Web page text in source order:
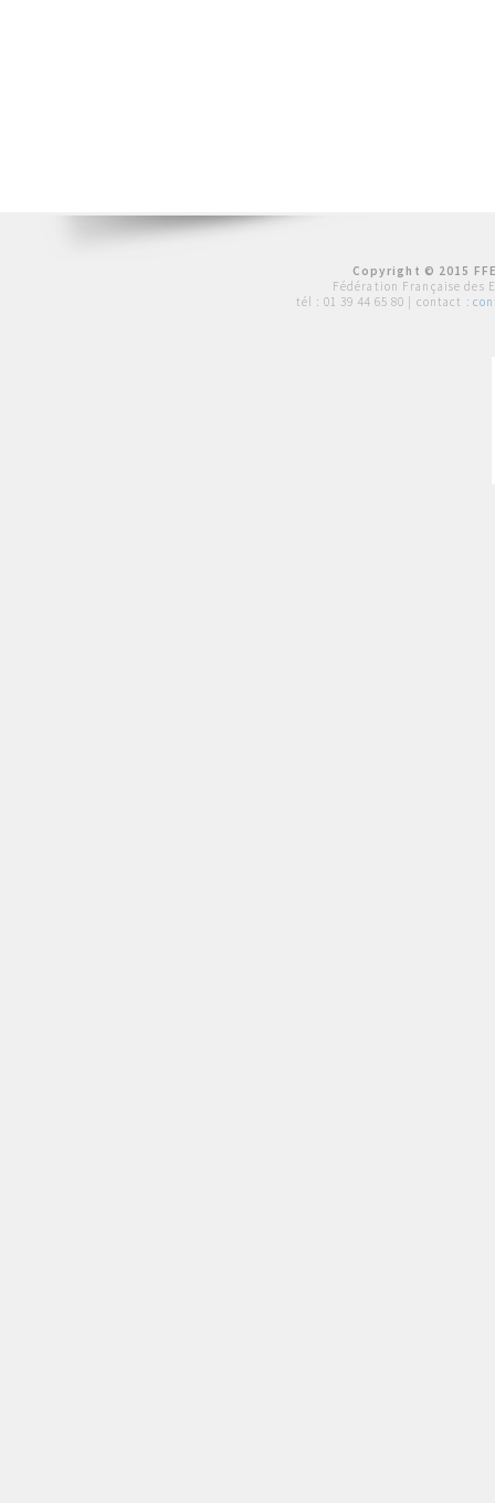
Copyright © 2015
Fédération Française des
tél : 01 39 44 65 80 | contact :